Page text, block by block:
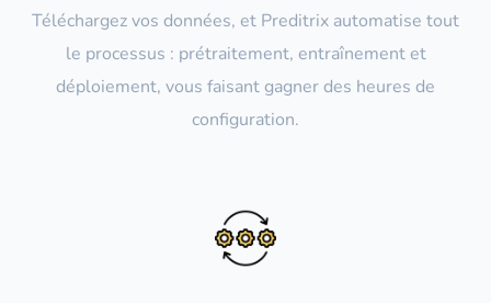
Téléchargez vos données, et Preditrix automatise tout
le processus : prétraitement, entraînement et
déploiement, vous faisant gagner des heures de
configuration.